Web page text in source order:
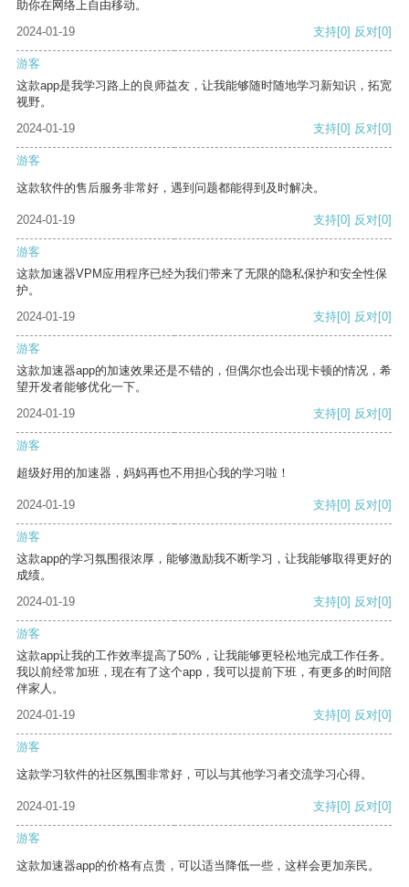
助你在网络上自由移动。
2024-01-19
支持[0] 反对[0]
游客
这款app是我学习路上的良师益友，让我能够随时随地学习新知识，拓宽
视野。
2024-01-19
支持[0] 反对[0]
游客
这款软件的售后服务非常好，遇到问题都能得到及时解决。
2024-01-19 支持[0] 反对[0]
游客
这款加速器VPM应用程序已经为我们带来了无限的隐私保护和安全性保
护。
2024-01-19
支持[0] 反对[0]
游客
这款加速器app的加速效果还是不错的，但偶尔也会出现卡顿的情况，希
望开发者能够优化一下。
2024-01-19
支持[0] 反对[0]
游客
超级好用的加速器，妈妈再也不用担心我的学习啦！
2024-01-19 支持[0] 反对[0]
游客
这款app的学习氛围很浓厚，能够激励我不断学习，让我能够取得更好的
成绩。
2024-01-19
支持[0] 反对[0]
游客
这款app让我的工作效率提高了50%，让我能够更轻松地完成工作任务。
我以前经常加班，现在有了这个app，我可以提前下班，有更多的时间陪
伴家人。
2024-01-19
支持[0] 反对[0]
游客
这款学习软件的社区氛围非常好，可以与其他学习者交流学习心得。
2024-01-19 支持[0] 反对[0]
游客
这款加速器app的价格有点贵，可以适当降低一些，这样会更加亲民。